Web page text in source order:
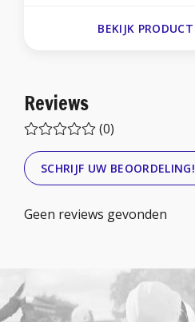
BEKIJK PRODUCT
Reviews
(0)
SCHRIJF UW BEOORDELING!
Geen reviews gevonden